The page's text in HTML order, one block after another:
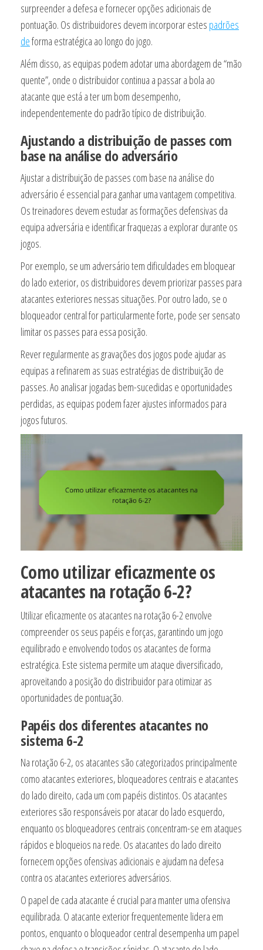
surpreender a defesa e fornecer opções adicionais de
pontuação. Os distribuidores devem incorporar estes padrões
deforma estratégica ao longo do jogo.
Além disso, as equipas podem adotar uma abordagem de “mão
quente”, onde o distribuidor continua a passar a bola ao
atacante que está a ter um bom desempenho,
independentemente do padrão típico de distribuição.
Ajustando a distribuição de passes com
base na análise do adversário
Ajustar a distribuição de passes com base na análise do
adversário é essencial para ganhar uma vantagem competitiva.
Os treinadores devem estudar as formações defensivas da
equipa adversária e identificar fraquezas a explorar durante os
jogos.
Por exemplo, se um adversário tem dificuldades em bloquear
do lado exterior, os distribuidores devem priorizar passes para
atacantes exteriores nessas situações. Por outro lado, se o
bloqueador central for particularmente forte, pode ser sensato
limitar os passes para essa posição.
Rever regularmente as gravações dos jogos pode ajudar as
equipas a refinarem as suas estratégias de distribuição de
passes. Ao analisar jogadas bem-sucedidas e oportunidades
perdidas, as equipas podem fazer ajustes informados para
jogos futuros.
Como utilizar eficazmente os
atacantes na rotação 6-2?
Utilizar eficazmente os atacantes na rotação 6-2 envolve
compreender os seus papéis e forças, garantindo um jogo
equilibrado e envolvendo todos os atacantes de forma
estratégica. Este sistema permite um ataque diversificado,
aproveitando a posição do distribuidor para otimizar as
oportunidades de pontuação.
Papéis dos diferentes atacantes no
sistema 6-2
Na rotação 6-2, os atacantes são categorizados principalmente
como atacantes exteriores, bloqueadores centrais e atacantes
do lado direito, cada um com papéis distintos. Os atacantes
exteriores são responsáveis por atacar do lado esquerdo,
enquanto os bloqueadores centrais concentram-se em ataques
rápidos e bloqueios na rede. Os atacantes do lado direito
fornecem opções ofensivas adicionais e ajudam na defesa
contra os atacantes exteriores adversários.
O papel de cada atacante é crucial para manter uma ofensiva
equilibrada. O atacante exterior frequentemente lidera em
pontos, enquanto o bloqueador central desempenha um papel